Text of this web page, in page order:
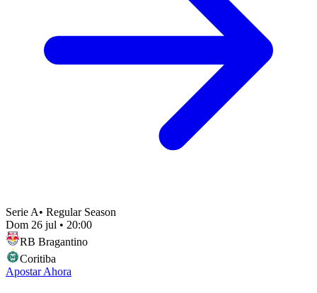
Serie A• Regular Season
Dom 26 jul • 20:00
RB Bragantino
Coritiba
Apostar Ahora